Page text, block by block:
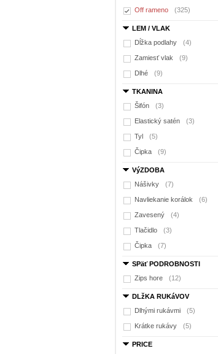
Off rameno
(325)
LEM / VLAK
Dĺžka podlahy
(4)
Zamiesť vlak (9)
Dlhé (9)
TKANINA
Šifón
(3)
Elastický satén (3)
Tyl (5)
Čipka (9)
VýZDOBA
Nášivky
(7)
Navliekanie korálok (6)
Zavesený (4)
Tlačidlo (3)
Čipka (7)
SPäť PODROBNOSTI
Zips hore
(12)
DLžKA RUKáVOV
Dlhými rukávmi
(5)
Krátke rukávy (5)
PRICE